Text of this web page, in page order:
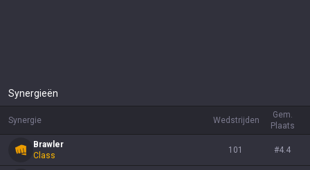
Synergieën
Synergie Wedstrijden
Gem.
Plaats
Brawler
Class
101 #4.4